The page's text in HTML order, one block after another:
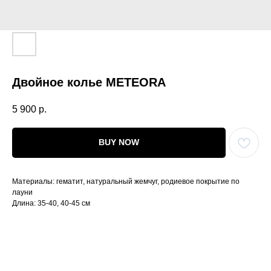
Двойное колье METEORA
5 900 р.
BUY NOW
Материалы: гематит, натуральный жемчуг, родиевое покрытие по
лауни
Длина: 35-40, 40-45 см